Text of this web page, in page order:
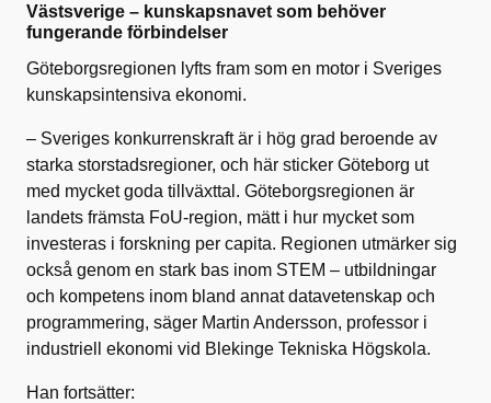
Västsverige – kunskapsnavet som behöver
fungerande förbindelser
Göteborgsregionen lyfts fram som en motor i Sveriges
kunskapsintensiva ekonomi.
– Sveriges konkurrenskraft är i hög grad beroende av
starka storstadsregioner, och här sticker Göteborg ut
med mycket goda tillväxttal. Göteborgsregionen är
landets främsta FoU-region, mätt i hur mycket som
investeras i forskning per capita. Regionen utmärker sig
också genom en stark bas inom STEM – utbildningar
och kompetens inom bland annat datavetenskap och
programmering, säger Martin Andersson, professor i
industriell ekonomi vid Blekinge Tekniska Högskola.
Han fortsätter: